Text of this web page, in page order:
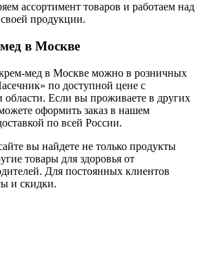
ассортимент товаров и работаем над
продукции.
в Москве
мед в Москве можно в розничных
по доступной цене с
области. Если вы проживаете в других
оформить заказ в нашем
по всей России.
вы найдете не только продукты
товары для здоровья от
Для постоянных клиентов
и скидки.